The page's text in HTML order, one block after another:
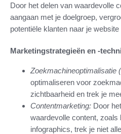
Door het delen van waardevolle
aangaan met je doelgroep,
potentiële klanten naar je website
Marketingstrategieën en -
Zoekmachineoptimalisatie
optimaliseren voor
zichtbaarheid en trek je
Contentmarketing: Door
waardevolle content, zoals
infographics, trek je niet